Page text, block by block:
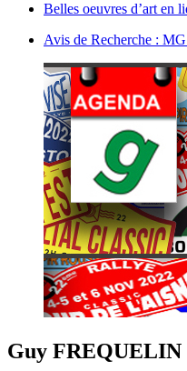
Belles oeuvres d’art en
Avis de Recherche :
Guy FREQUELIN